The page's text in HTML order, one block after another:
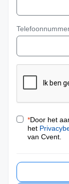
*Door het
het
van Cvent.